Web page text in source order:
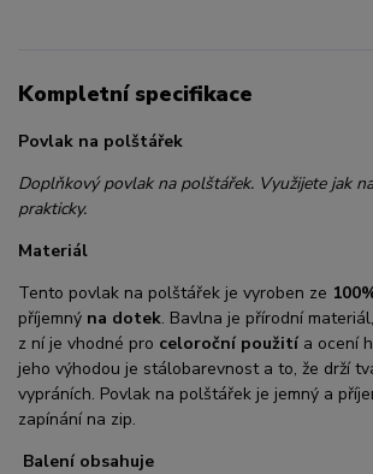
Kompletní specifikace
Povlak na polštářek
Doplňkový povlak na polštářek. Využijete jak
prakticky.
Materiál
Tento povlak na polštářek je vyroben ze
příjemný na dotek. Bavlna je přírodní
z ní je vhodné pro celoroční použití a ocení
jeho výhodou je stálobarevnost a to, že drží
vypráních. Povlak na polštářek je jemný a
zapínání na zip.
Balení obsahuje